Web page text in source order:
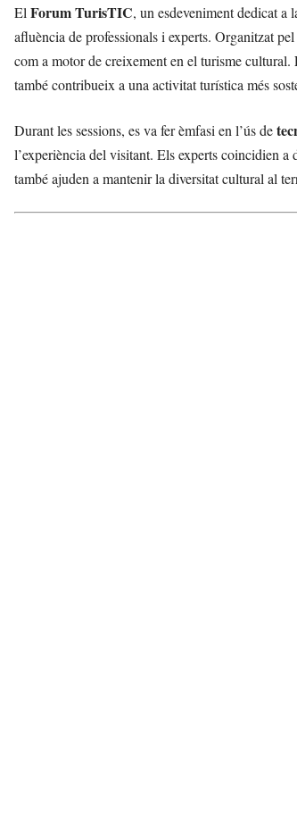
ElForum TurisTIC, un esdeveniment dedicat a
afluència de professionals i experts. Organitzat
com a motor de creixement en el turisme
també contribueix a una activitat turística més
Durant les sessions, es va fer èmfasi en l’ús de
l’experiència del visitant. Els experts coincidien a
també ajuden a mantenir la diversitat cultural al